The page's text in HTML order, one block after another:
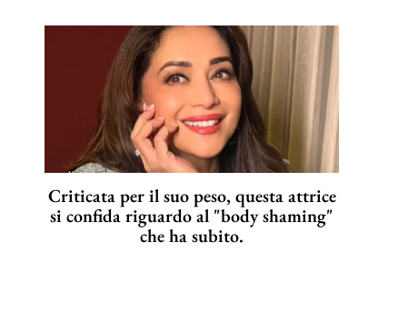
Criticata per il suo peso, questa attrice
si confida riguardo al "body shaming"
che ha subito.